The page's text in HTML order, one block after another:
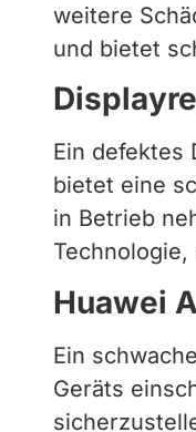
weitere
und bietet
Ein defektes
bietet eine
in Betrieb
Huawei
Ein
Geräts